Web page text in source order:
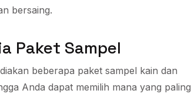
bersaing.
Paket Sampel
beberapa paket sampel kain dan
Anda dapat memilih mana yang paling